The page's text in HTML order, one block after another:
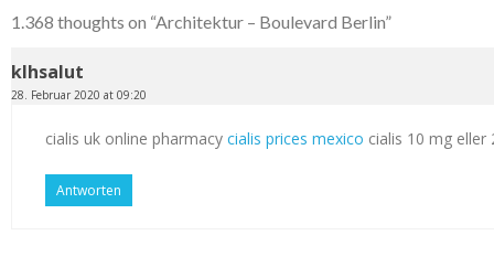
1.368 thoughts on “Architektur – Boulevard Berlin”
klhsalut
28. Februar 2020 at 09:20
cialis uk online pharmacy cialis prices mexico cialis 10 mg
Antworten